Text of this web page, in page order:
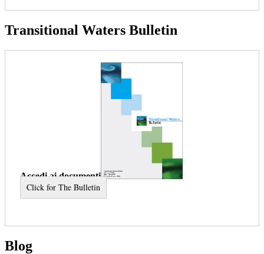
Transitional Waters Bulletin
Accedi ai documenti
Click for The Bulletin
Blog